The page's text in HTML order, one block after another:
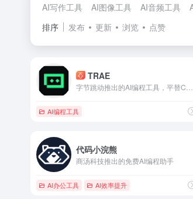
AI写作工具 AI图像工具 AI音频工具
排序
发布 更新 浏览 点赞
TRAE
AI编程工具
代码小浣熊
商汤科技推出的免费AI编程助手
AI办公工具 AI效率提升